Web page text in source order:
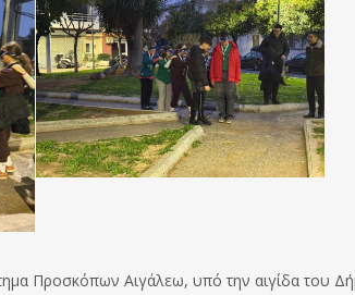
Προσκόπων Αιγάλεω, υπό την αιγίδα του